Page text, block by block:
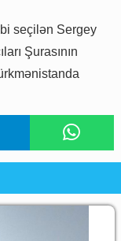
seçilən Sergey
Şurasının